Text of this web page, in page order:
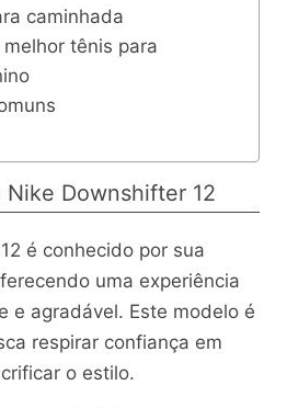
caminhada
tênis para
Nike Downshifter 12
é conhecido por sua
uma experiência
e agradável. Este modelo é
respirar confiança em
o estilo.